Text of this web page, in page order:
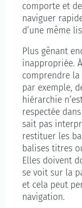
comporte et
naviguer
d’une même
Plus gênant
inappropriée.
comprendre
par exemple,
hiérarchie
respectée
sait pas
restituer les
balises titres
Elles doivent
se voit sur la
et cela peut
navigation.